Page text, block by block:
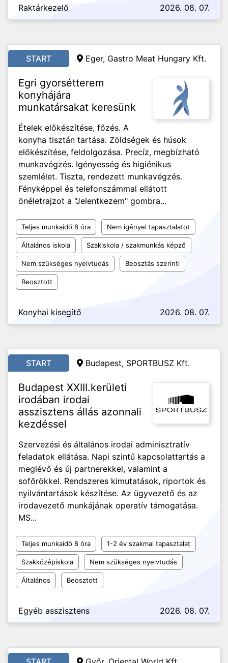
Raktárkezelő 2026. 08. 07.
START Eger, Gastro Meat Hungary Kft.
Egri gyorsétterem
konyhájára
munkatársakat keresünk
Ételek előkészítése, főzés. A
konyha tisztán tartása. Zöldségek és húsok
előkészítése, feldolgozása. Precíz, megbízható
munkavégzés. Igényesség és higiénikus
szemlélet. Tiszta, rendezett munkavégzés.
Fényképpel és telefonszámmal ellátott
önéletrajzot a "Jelentkezem" gombra...
Teljes munkaidő 8 óra Nem igényel tapasztalatot
Általános iskola Szakiskola / szakmunkás képző
Nem szükséges nyelvtudás Beosztás szerinti
Beosztott
Konyhai kisegítő 2026. 08. 07.
START Budapest, SPORTBUSZ Kft.
Budapest XXIII.kerületi
irodában irodai
asszisztens állás azonnali
kezdéssel
Szervezési és általános irodai adminisztratív
feladatok ellátása. Napi szintű kapcsolattartás a
meglévő és új partnerekkel, valamint a
sofőrökkel. Rendszeres kimutatások, riportok és
nyilvántartások készítése. Az ügyvezető és az
irodavezető munkájának operatív támogatása.
MS...
Teljes munkaidő 8 óra 1-2 év szakmai tapasztalat
Szakközépiskola Nem szükséges nyelvtudás
Általános Beosztott
Egyéb asszisztens 2026. 08. 07.